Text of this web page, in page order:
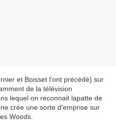
et Boisset l'ont précédé) sur
de la télévision
lequel on reconnait lapatte de
crée une sorte d'emprise sur
Woods.